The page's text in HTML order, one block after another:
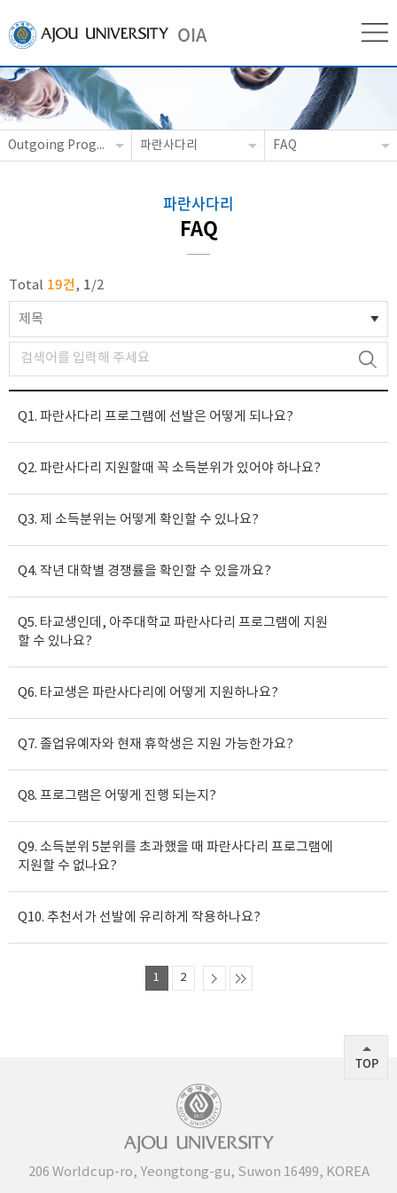
OIA
Outgoing Programs 파란사다리 FAQ
파란사다리
FAQ
Total 19건, 1/2
제목
Q1. 파란사다리 프로그램에 선발은 어떻게 되나요?
Q2. 파란사다리 지원할때 꼭 소득분위가 있어야 하나요?
Q3. 제 소득분위는 어떻게 확인할 수 있나요?
Q4. 작년 대학별 경쟁률을 확인할 수 있을까요?
Q5. 타교생인데, 아주대학교 파란사다리 프로그램에 지원
할 수 있나요?
Q6. 타교생은 파란사다리에 어떻게 지원하나요?
Q7. 졸업유예자와 현재 휴학생은 지원 가능한가요?
Q8. 프로그램은 어떻게 진행 되는지?
Q9. 소득분위 5분위를 초과했을 때 파란사다리 프로그램에
지원할 수 없나요?
Q10. 추천서가 선발에 유리하게 작용하나요?
1 2
206 Worldcup-ro, Yeongtong-gu, Suwon 16499, KOREA
TOP